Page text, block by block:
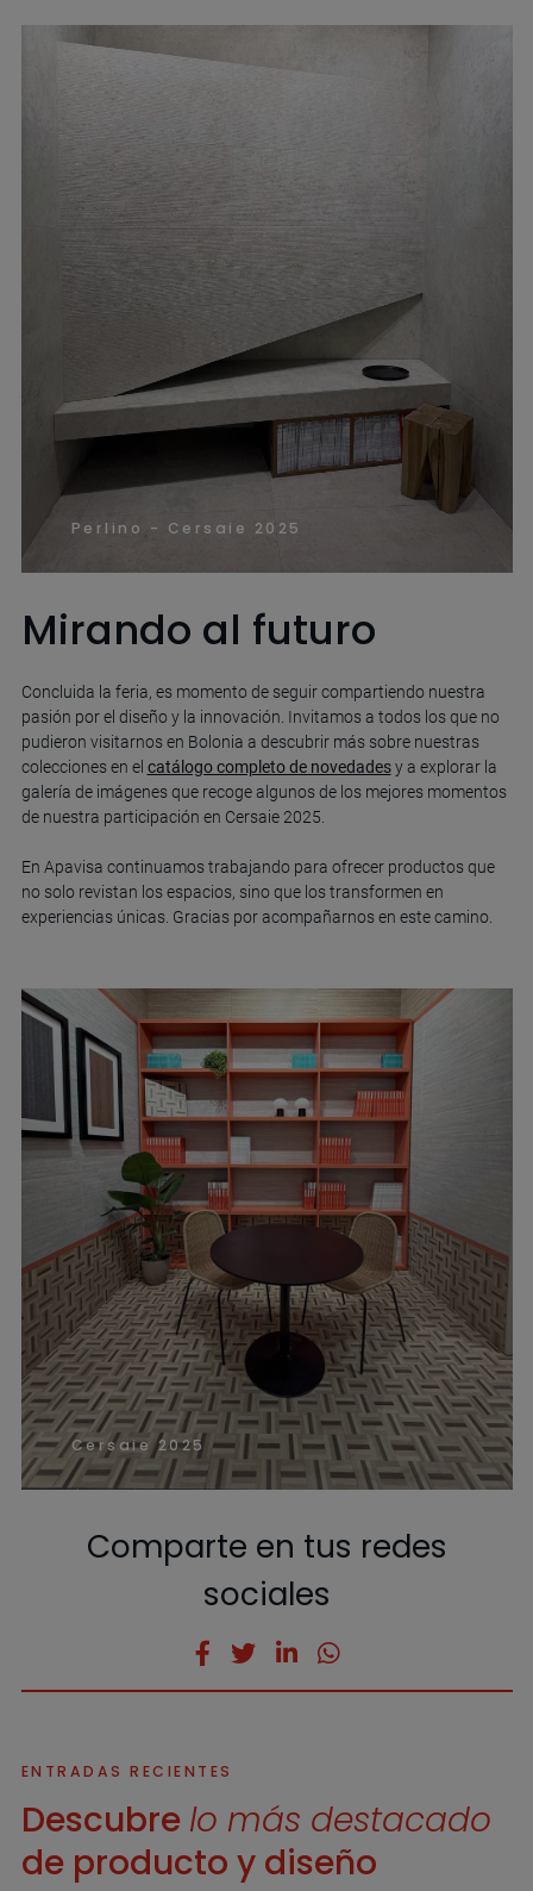
Perlino - Cersaie 2025
Mirando al futuro
Concluida la feria, es momento de seguir compartiendo nuestra
pasión por el diseño y la innovación. Invitamos a todos los que no
pudieron visitarnos en Bolonia a descubrir más sobre nuestras
colecciones en el catálogo completo de novedadesy a explorar la
galería de imágenes que recoge algunos de los mejores momentos
de nuestra participación en Cersaie 2025.
En Apavisa continuamos trabajando para ofrecer productos que
no solo revistan los espacios, sino que los transformen en
experiencias únicas. Gracias por acompañarnos en este camino.
Cersaie 2025
Comparte en tus redes
sociales
ENTRADAS RECIENTES
Descubre lo más destacado
de producto y diseño